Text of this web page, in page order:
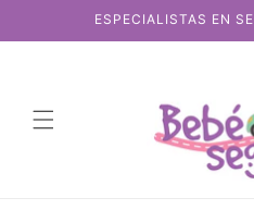
directamente
al contenido
ESPECIALISTAS EN